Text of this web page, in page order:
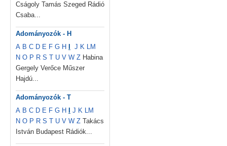
Cságoly Tamás Szeged Rádió
Csaba...
Adományozók - H
A B C D E F G H J K LM
N O P R S T U V W Z Habina
Gergely Verőce Műszer
Hajdú...
Adományozók - T
A B C D E F G H J K LM
N O P R S T U V W Z Takács
István Budapest Rádiók...